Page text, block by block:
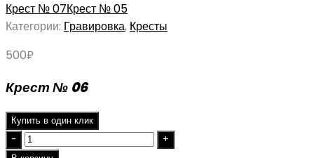
Крест № 07Крест № 05
Категории: Гравировка, Кресты
500₽
Крест № 06
Купить в один клик
Quantity